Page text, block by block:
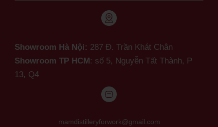
Showroom Hà Nội: 287 Đ. Trần Khát Chân
Showroom TP HCM: số 5, Nguyễn Tất Thành, P
13, Q4
mamdistilleryforwork@gmail.com